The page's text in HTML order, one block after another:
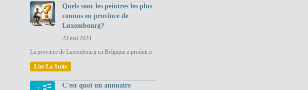
Quels sont les peintres les plus
connus en province de
Luxembourg?
23 mai 2024
La province de Luxembourg en Belgique a produit p
Lire La Suite
C'est quoi un annuaire